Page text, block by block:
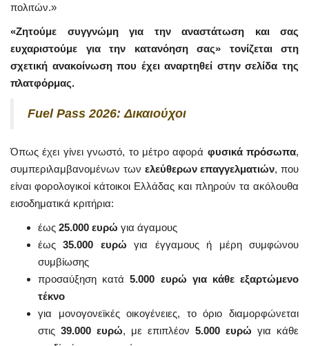
πολιτών.»
«Ζητούμε συγγνώμη για την αναστάτωση και σας
ευχαριστούμε για την κατανόηση σας» τονίζεται στη
σχετική ανακοίνωση που έχει αναρτηθεί στην σελίδα της
πλατφόρμας.
Fuel Pass 2026: Δικαιούχοι
Όπως έχει γίνει γνωστό, το μέτρο αφορά φυσικά πρόσωπα,
συμπεριλαμβανομένων των ελεύθερων επαγγελματιών, που
είναι φορολογικοί κάτοικοι Ελλάδας και πληρούν τα ακόλουθα
εισοδηματικά κριτήρια:
έως 25.000 ευρώ για άγαμους
έως35.000 ευρώ για έγγαμους ή μέρη συμφώνου
συμβίωσης
προσαύξηση κατά5.000 ευρώ για κάθε εξαρτώμενο
τέκνο
για μονογονεϊκές οικογένειες, το όριο διαμορφώνεται
στις 39.000 ευρώ, με επιπλέον 5.000 ευρώ για κάθε